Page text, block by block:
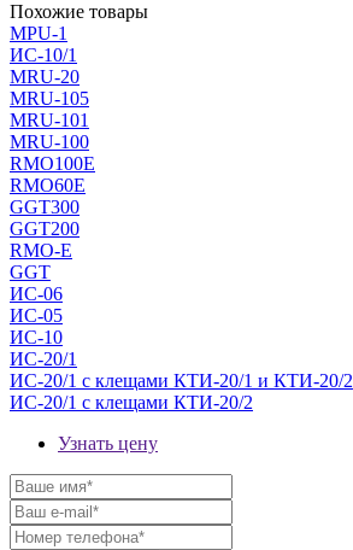
Похожие товары
MPU-1
ИС-10/1
MRU-20
MRU-105
MRU-101
MRU-100
RMO100E
RMO60E
GGT300
GGT200
RMO-E
GGT
ИС-06
ИС-05
ИС-10
ИС-20/1
ИС-20/1 с клещами КТИ-20/1 и КТИ-20/2
ИС-20/1 с клещами КТИ-20/2
Узнать цену